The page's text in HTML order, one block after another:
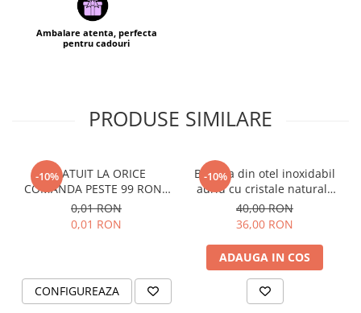
Ambalare atenta, perfecta
pentru cadouri
PRODUSE SIMILARE
-10%GRATUIT LA ORICE
COMANDA PESTE 99 RON -
Cutie personalizata cadou
Black and Yang
0,01 RON
0,01 RON
CONFIGUREAZA
-10%
Bratara din otel inoxidabil
auriu cu cristale naturale
de pirita - abundenta,
prosperitate, succes
40,00 RON
36,00 RON
ADAUGA IN COS